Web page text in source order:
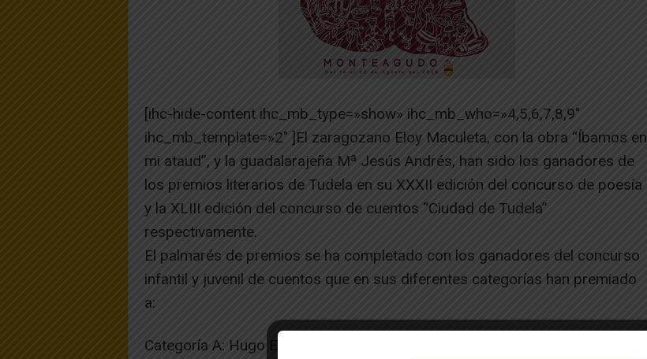
[ihc-hide-content ihc_mb_type=»show» ihc_mb_who=»4,5,6,7,8,9″
ihc_mb_template=»2″ ]El zaragozano Eloy Maculeta, con la obra “Íbamos en
mi ataud”, y la guadalarajeña Mª Jesús Andrés, han sido los ganadores de
los premios literarios de Tudela en su XXXII edición del concurso de poesía
y la XLIII edición del concurso de cuentos “Ciudad de Tudela”
respectivamente.
El palmarés de premios se ha completado con los ganadores del concurso
infantil y juvenil de cuentos que en sus diferentes categorías han premiado
a:
Categoría A: Hugo Enrique García y Nerea Sevillano Gómez, ambos del